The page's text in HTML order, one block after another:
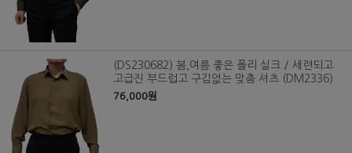
(DS230682) 봄,여름 좋은 폴리 실크 / 세련되고
고급진 부드럽고 구김없는 맞춤 셔츠 (DM2336)
76,000원